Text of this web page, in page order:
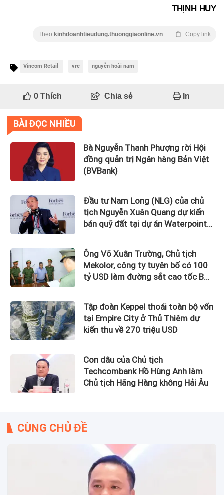
THỊNH HUY
Theo kinhdoanhtieudung.thuonggiaonline.vn Copy link
Vincom Retail vre nguyễn hoài nam
0Thích Chia sẻ In
BÀI ĐỌC NHIỀU
Bà Nguyễn Thanh Phượng rời Hội
đồng quản trị Ngân hàng Bản Việt
(BVBank)
Đầu tư Nam Long (NLG) của chủ
tịch Nguyễn Xuân Quang dự kiến
bán quỹ đất tại dự án Waterpoint,
Ông Võ Xuân Trường, Chủ tịch
Mekolor, công ty tuyên bố có 100
tỷ USD làm đường sắt cao tốc Bắc
Tập đoàn Keppel thoái toàn bộ vốn
tại Empire City ở Thủ Thiêm dự
kiến thu về 270 triệu USD
Con dâu của Chủ tịch
Techcombank Hồ Hùng Anh làm
Chủ tịch Hãng Hàng không Hải Âu
CÙNG CHỦ ĐỀ